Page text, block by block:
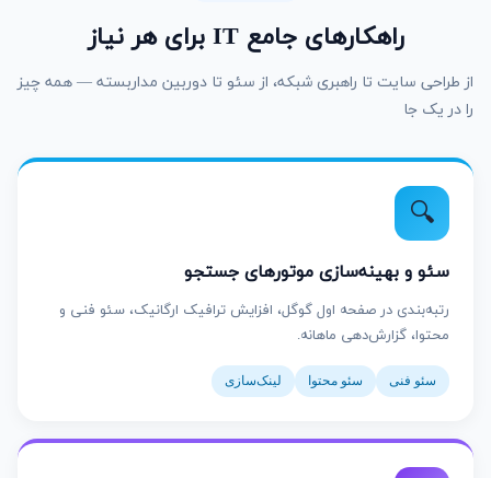
راهکارهای جامع IT برای هر نیاز
از طراحی سایت تا راهبری شبکه، از سئو تا دوربین مداربسته — همه چیز
را در یک جا
🔍
سئو و بهینه‌سازی موتورهای جستجو
رتبه‌بندی در صفحه اول گوگل، افزایش ترافیک ارگانیک، سئو فنی و
محتوا، گزارش‌دهی ماهانه.
سئو فنی سئو محتوا لینک‌سازی